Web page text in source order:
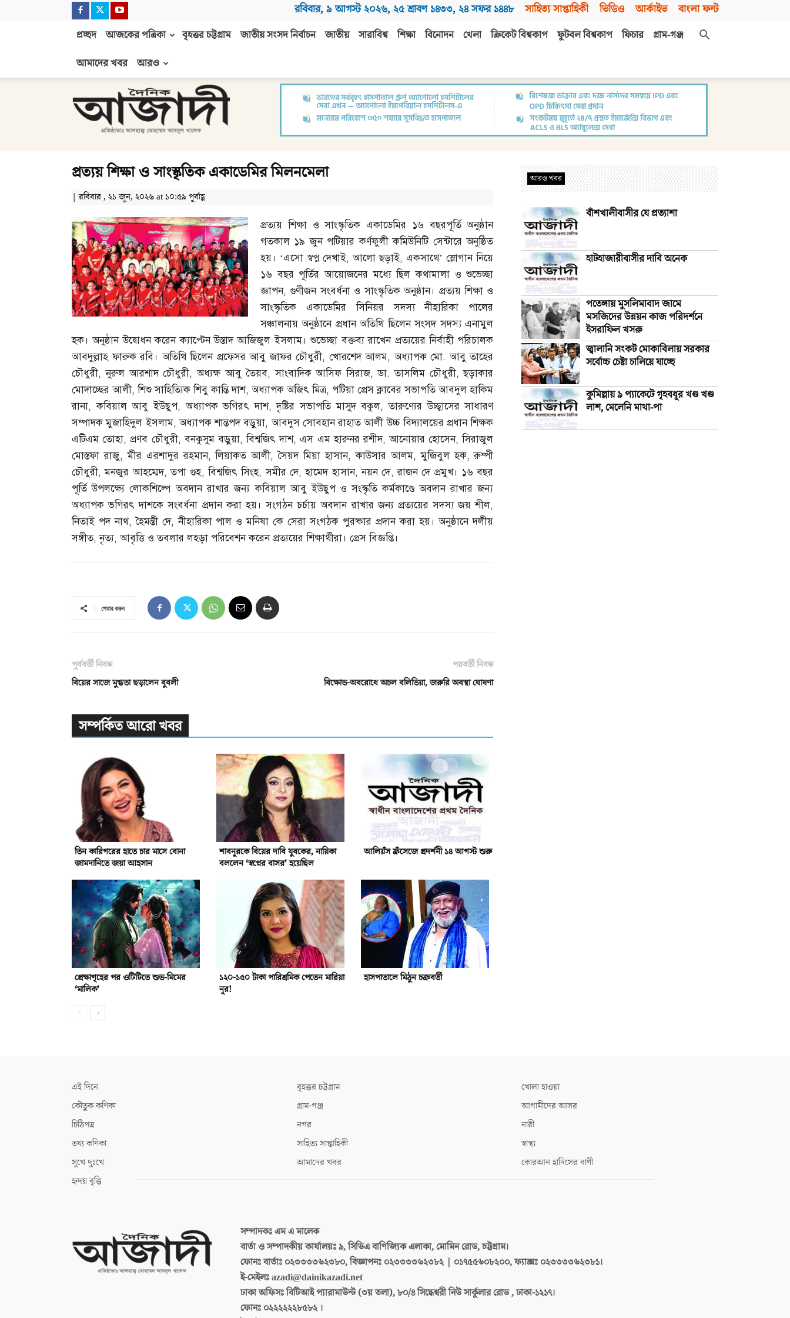
রবিবার, ৯ আগস্ট ২০২৬, ২৫ শ্রাবণ ১৪৩৩, ২৪ সফর ১৪৪৮ সাহিত্য সাপ্তাহিকী ভিডিও আর্কাইভ বাংলা ফন্ট
প্রচ্ছদ আজকের পত্রিকা বৃহত্তর চট্টগ্রাম জাতীয় সংসদ নির্বাচন জাতীয় সারাবিশ্ব শিক্ষা বিনোদন খেলা ক্রিকেট বিশ্বকাপ ফুটবল বিশ্বকাপ ফিচার
গ্রাম-গঞ্জ
আমাদের খবর
আরও
আজাদী
প্রত্যয় শিক্ষা ও সাংস্কৃতিক একাডেমির মিলনমেলা
| রবিবার , ২১ জুন, ২০২৬ at ১০:৫৯ পূর্বাহ্ণ
প্রত্যয় শিক্ষা ও সাংস্কৃতিক একাডেমির ১৬ বছরপূর্তি অনুষ্ঠান
গতকাল ১৯ জুন পটিয়ার কর্ণফুলী কমিউনিটি সেন্টারে অনুষ্ঠিত
হয়। ‘এসো স্বপ্ন দেখাই,আলো ছড়াই,একসাথে’ স্লোগান নিয়ে
১৬ বছর পূর্তির আয়োজনের মধ্যে ছিল কথামালা ও শুভেচ্ছা
জ্ঞাপন,গুণীজন সংবর্ধনা ও সাংস্কৃতিক অনুষ্ঠান। প্রত্যয় শিক্ষা ও
সাংস্কৃতিক একাডেমির সিনিয়র সদস্য নীহারিকা পালের
সঞ্চালনায় অনুষ্ঠানে প্রধান অতিথি ছিলেন সংসদ সদস্য এনামুল
হক। অনুষ্ঠান উদ্বোধন করেন ক্যাপ্টেন উস্তাদ আজিজুল ইসলাম। শুভেচ্ছা বক্তব্য রাখেন প্রত্যয়ের নির্বাহী পরিচালক
আবদুল্লাহ ফারুক রবি। অতিথি ছিলেন প্রফেসর আবু জাফর চৌধুরী, খোরশেদ আলম,অধ্যাপক মো.আবু তাহের
চৌধুরী,নুরুল আরশাদ চৌধুরী,অধ্যক্ষ আবু তৈয়ব,সাংবাদিক আসিফ সিরাজ,ডা.তাসলিম চৌধুরী,ছড়াকার
মোদাচ্ছের আলী,শিশু সাহিত্যিক শিবু কান্তি দাশ,অধ্যাপক অজিৎ মিত্র, পটিয়া প্রেস ক্লাবের সভাপতি আবদুল হাকিম
রানা,কবিয়াল আবু ইউছুপ,অধ্যাপক ভগিরৎ দাশ,দৃষ্টির সভাপতি মাসুদ বকুল,তারুণ্যের উচ্ছ্বাসের সাধারণ
সম্পাদক মুজাহিদুল ইসলাম,অধ্যাপক শান্তপদ বড়ুয়া,আবদুস সোবহান রাহাত আলী উচ্চ বিদ্যালয়ের প্রধান শিক্ষক
এটিএম তোহা,প্রণব চৌধুরী,বনকুসুম বড়ুয়া,বিশ্বজিৎ দাশ,এস এম হারুনর রশীদ,আনোয়ার হোসেন,সিরাজুল
মোস্তফা রাজু,মীর এরশাদুর রহমান,লিয়াকত আলী,সৈয়দ মিয়া হাসান,কাউসার আলম,মুজিবুল হক,রুম্পী
চৌধুরী,মনজুর আহম্মেদ,তপা গুহ,বিশ্বজিৎ সিংহ,সমীর দে,হামেদ হাসান,নয়ন দে,রাজন দে প্রমুখ। ১৬ বছর
পূর্তি উপলক্ষ্যে লোকশিল্পে অবদান রাখার জন্য কবিয়াল আবু ইউছুপ ও সংস্কৃতি কর্মকাণ্ডে অবদান রাখার জন্য
অধ্যাপক ভগিরৎ দাশকে সংবর্ধনা প্রদান করা হয়। সংগঠন চর্চায় অবদান রাখার জন্য প্রত্যয়ের সদস্য জয় শীল,
নিতাই পদ নাথ,হৈমন্তী দে,নীহারিকা পাল ও মনিষা কে সেরা সংগঠক পুরষ্কার প্রদান করা হয়। অনুষ্ঠানে দলীয়
সঙ্গীত,নৃত্য,আবৃত্তি ও তবলার লহড়া পরিবেশন করেন প্রত্যয়ের শিক্ষার্থীরা। প্রেস বিজ্ঞপ্তি।
শেয়ার করুন
পূর্ববর্তী নিবন্ধ
বিয়ের সাজে মুগ্ধতা ছড়ালেন বুবলী
পরবর্তী নিবন্ধ
বিক্ষোভ-অবরোধে অচল বলিভিয়া, জরুরি অবস্থা ঘোষণা
সম্পর্কিত আরো খবর
তিন কারিগরের হাতে চার মাসে বোনা
জামদানিতে জয়া আহসান
শাবনূরকে বিয়ের দাবি যুবকের, নায়িকা
বললেন ‘স্বপ্নের বাসর’ হয়েছিল
আলিয়ঁস ফ্রঁসেজে প্রদর্শনী ১৪ আগস্ট শুরু
প্রেক্ষাগৃহের পর ওটিটিতে শুভ-মিমের
‘মালিক’
১২০-১৫০ টাকা পারিশ্রমিক পেতেন মারিয়া
নূর!
হাসপাতালে মিঠুন চক্রবর্তী
আরও খবর
বাঁশখালীবাসীর যে প্রত্যাশা
হাটহাজারীবাসীর দাবি অনেক
পতেঙ্গায় মুসলিমাবাদ জামে
মসজিদের উন্নয়ন কাজ পরিদর্শনে
ইসরাফিল খসরু
জ্বালানি সংকট মোকাবিলায় সরকার
সর্বোচ্চ চেষ্টা চালিয়ে যাচ্ছে
কুমিল্লায় ৯ প্যাকেটে গৃহবধূর খণ্ড খণ্ড
লাশ, মেলেনি মাথা-পা
এই দিনে
কৌতুক কণিকা
চিঠিপত্র
তথ্য কণিকা
সুখে দুঃখে
হৃদয় বৃত্তি
বৃহত্তর চট্টগ্রাম
গ্রাম-গঞ্জ
নগর
সাহিত্য সাপ্তাহিকী
আমাদের খবর
খোলা হাওয়া
আগামীদের আসর
নারী
স্বাস্থ্য
কোরআন হাদিসের বাণী
সম্পাদকঃএম এ মালেক
বার্তা ও সম্পাদকীয় কার্যালয়ঃ৯, সিডিএ বাণিজ্যিক এলাকা, মোমিন রোড, চট্টগ্রাম।
ফোনঃ বার্তাঃ ০২৩৩৩৩৬২৩৮০, বিজ্ঞাপনঃ ০২৩৩৩৩৬২৩৮২ | ০১৭৫৫৬০৮২০০, ফ্যাক্সঃ ০২৩৩৩৩৬২৩৮১।
ই-মেইলঃazadi@dainikazadi.net
ঢাকা অফিসঃবিটিআই প্যারামাউন্ট (৩য় তলা), ৮০/৪ সিদ্ধেশ্বরী নিউ সার্কুলার রোড , ঢাকা-১২১৭।
ফোনঃ ০২২২২২২৮৫৮২ ।